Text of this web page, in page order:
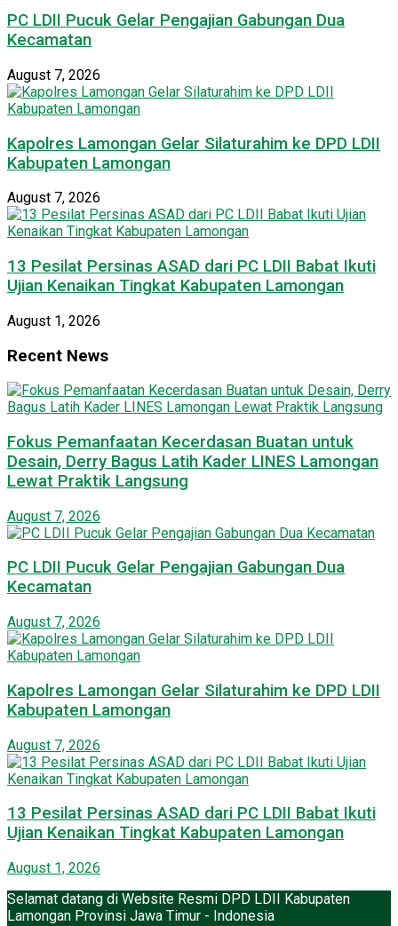
PC LDII Pucuk Gelar Pengajian Gabungan Dua
Kecamatan
August 7, 2026
Kapolres Lamongan Gelar Silaturahim ke DPD LDII
Kabupaten Lamongan
August 7, 2026
13 Pesilat Persinas ASAD dari PC LDII Babat Ikuti
Ujian Kenaikan Tingkat Kabupaten Lamongan
August 1, 2026
Recent News
Fokus Pemanfaatan Kecerdasan Buatan untuk
Desain, Derry Bagus Latih Kader LINES Lamongan
Lewat Praktik Langsung
August 7, 2026
PC LDII Pucuk Gelar Pengajian Gabungan Dua
Kecamatan
August 7, 2026
Kapolres Lamongan Gelar Silaturahim ke DPD LDII
Kabupaten Lamongan
August 7, 2026
13 Pesilat Persinas ASAD dari PC LDII Babat Ikuti
Ujian Kenaikan Tingkat Kabupaten Lamongan
August 1, 2026
Selamat datang di Website Resmi DPD LDII Kabupaten
Lamongan Provinsi Jawa Timur - Indonesia